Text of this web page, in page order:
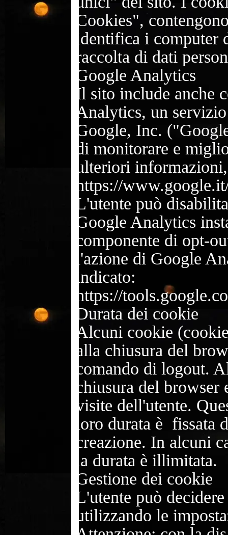
Cookies",
identifica i computer
raccolta di dati
Google Analytics
Il sito include anche
Analytics, un
Google, Inc.
di monitorare e
ulteriori
https://
L'utente può
Google Analytics
componente di opt-
l'azione di Google
indicato:
https://
Durata dei cookie
Alcuni cookie
alla chiusura del
comando di logout.
chiusura del browser
visite dell'utente.
loro durata è fissata
creazione. In alcuni
la durata è illimitata.
Gestione dei cookie
L'utente può
utilizzando le